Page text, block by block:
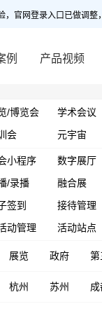
官网登录入口已做调
例 产品视频
/博览会 学术会议
会 元宇宙
小程序 数字展厅
/录播 融合展
签到 接待管理
动管理 活动站点
展览 政府 第
杭州 苏州